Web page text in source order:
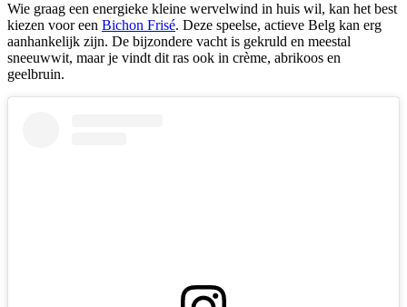
Wie graag een energieke kleine wervelwind in huis wil, kan het best
kiezen voor een Bichon Frisé. Deze speelse, actieve Belg kan erg
aanhankelijk zijn. De bijzondere vacht is gekruld en meestal
sneeuwwit, maar je vindt dit ras ook in crème, abrikoos en
geelbruin.